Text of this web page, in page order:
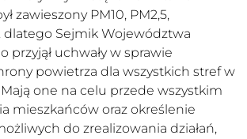
zawieszony PM10, PM2,5,
dlatego Sejmik Województwa
przyjął uchwały w sprawie
powietrza dla wszystkich stref w
one na celu przede wszystkim
mieszkańców oraz określenie
do zrealizowania działań,